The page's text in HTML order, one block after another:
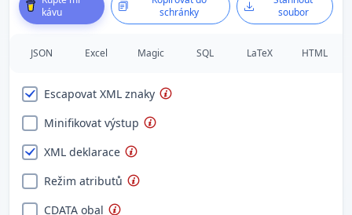
kávu
schránky
soubor
JSON Excel Magic SQL LaTeX HTML
Escapovat XML znaky
Minifikovat výstup
XML deklarace
Režim atributů
CDATA obal